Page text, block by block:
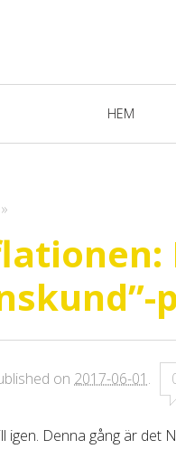
HEM
on 2017-06-01 .
igen. Denna gång är